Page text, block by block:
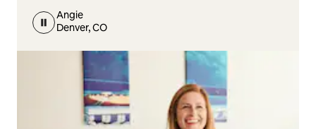
Angie
Denver, CO